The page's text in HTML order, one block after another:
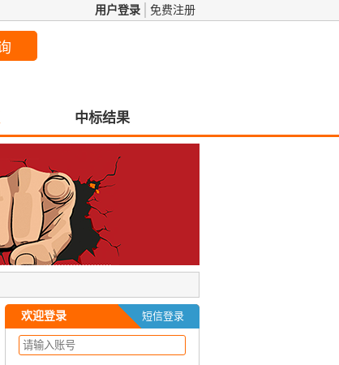
用户登录 免费注册
中标结果
欢迎登录 短信登录